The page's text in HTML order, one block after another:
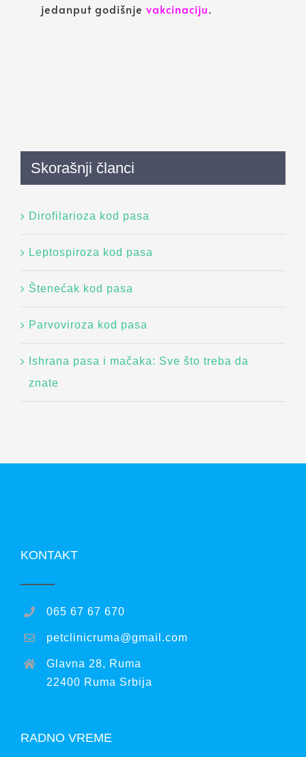
jedanput godišnje vakcinaciju.
Skorašnji članci
Dirofilarioza kod pasa
Leptospiroza kod pasa
Štenećak kod pasa
Parvoviroza kod pasa
Ishrana pasa i mačaka: Sve što treba da
znate
KONTAKT
065 67 67 670
petclinicruma@gmail.com
Glavna 28, Ruma
22400 Ruma Srbija
RADNO VREME